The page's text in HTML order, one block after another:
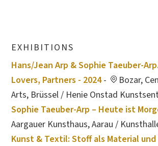
EXHIBITIONS
Hans/Jean Arp & Sophie Taeuber-
Lovers, Partners - 2024-
Bozar,
Arts, Brüssel / Henie Onstad
Sophie Taeuber-Arp – Heute ist
Aargauer Kunsthaus, Aarau /
Kunst & Textil: Stoff als Material